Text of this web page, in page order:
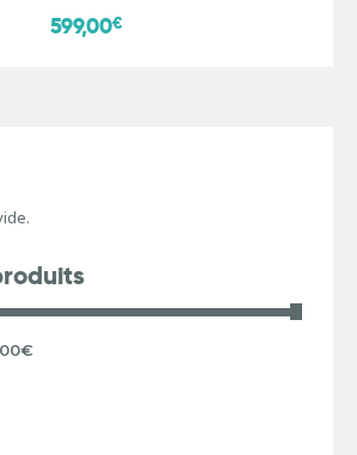
599,00€